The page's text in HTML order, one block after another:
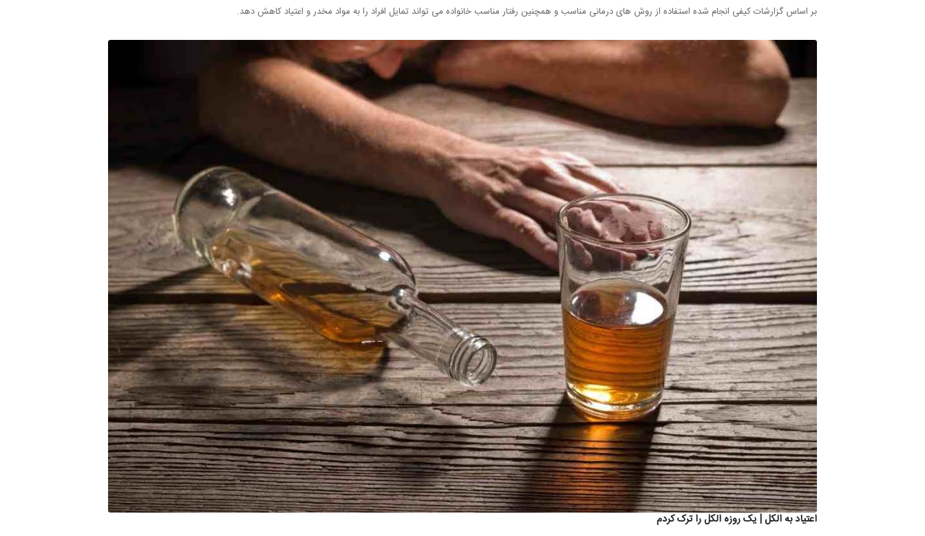
بر اساس گزارشات کیفی انجام شده استفاده از روش های درمانی مناسب و همچنین رفتار مناسب خانواده می تواند تمایل افراد را به مواد مخدر و اعتیاد کاهش دهد.
اعتیاد به الکل | یک روزه الکل را ترک کردم